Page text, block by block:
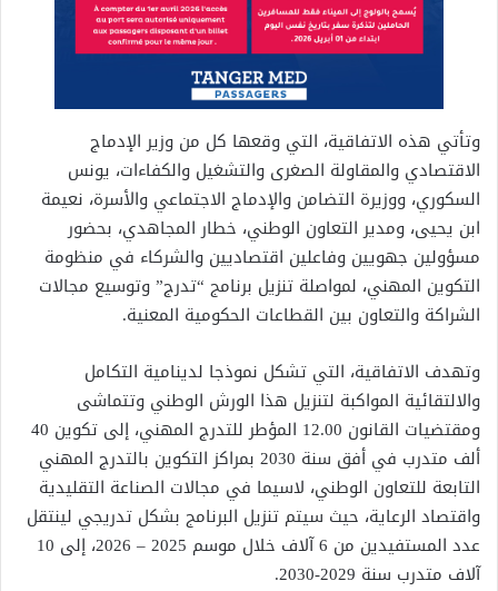
وتأتي هذه الاتفاقية، التي وقعها كل من وزير الإدماج
الاقتصادي والمقاولة الصغرى والتشغيل والكفاءات، يونس
السكوري، ووزيرة التضامن والإدماج الاجتماعي والأسرة، نعيمة
ابن يحيى، ومدير التعاون الوطني، خطار المجاهدي، بحضور
مسؤولين جهويين وفاعلين اقتصاديين والشركاء في منظومة
التكوين المهني، لمواصلة تنزيل برنامج “تدرج” وتوسيع مجالات
الشراكة والتعاون بين القطاعات الحكومية المعنية.
وتهدف الاتفاقية، التي تشكل نموذجا لدينامية التكامل
والالتقائية المواكبة لتنزيل هذا الورش الوطني وتتماشى
ومقتضيات القانون 12.00 المؤطر للتدرج المهني، إلى تكوين 40
ألف متدرب في أفق سنة 2030 بمراكز التكوين بالتدرج المهني
التابعة للتعاون الوطني، لاسيما في مجالات الصناعة التقليدية
واقتصاد الرعاية، حيث سيتم تنزيل البرنامج بشكل تدريجي لينتقل
عدد المستفيدين من 6 آلاف خلال موسم 2025 – 2026، إلى 10
آلاف متدرب سنة 2029-2030.